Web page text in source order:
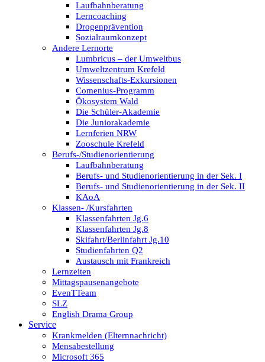
Laufbahnberatung
Lerncoaching
Drogenprävention
Sozialraumkonzept
Andere Lernorte
Lumbricus – der Umweltbus
Umweltzentrum Krefeld
Wissenschafts-Exkursionen
Comenius-Programm
Ökosystem Wald
Die Schüler-Akademie
Die Juniorakademie
Lernferien NRW
Zooschule Krefeld
Berufs-/Studienorientierung
Laufbahnberatung
Berufs- und Studienorientierung in der Sek. I
Berufs- und Studienorientierung in der Sek. II
KAoA
Klassen- /Kursfahrten
Klassenfahrten Jg.6
Klassenfahrten Jg.8
Skifahrt/Berlinfahrt Jg.10
Studienfahrten Q2
Austausch mit Frankreich
Lernzeiten
Mittagspausenangebote
EvenTTeam
SLZ
English Drama Group
Service
Krankmelden (Elternnachricht)
Mensabestellung
Microsoft 365